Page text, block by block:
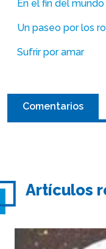
En el fin del
Un paseo por los
Sufrir por amar
Comentarios
Artículos